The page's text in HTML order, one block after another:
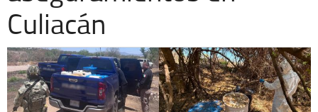
Extra +
Culiacán